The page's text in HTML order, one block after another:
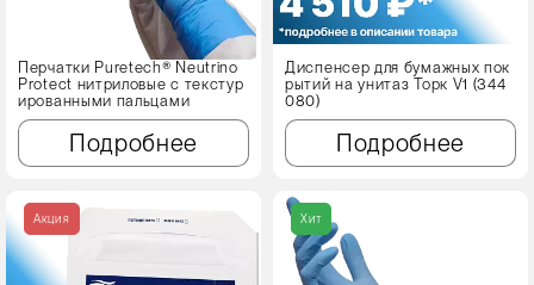
Перчатки Puretech® Neutrino
Protect нитриловые с текстур
ированными пальцами
Подробнее
Диспенсер для бумажных пок
рытий на унитаз Торк V1 (344
080)
Подробнее
Акция Хит